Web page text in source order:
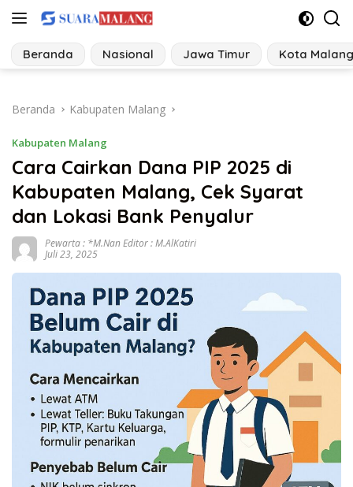
Langsung
konten
Beranda Nasional Jawa Timur Kota Malang
Beranda Kabupaten Malang
Kabupaten Malang
Cara Cairkan Dana PIP 2025 di
Kabupaten Malang, Cek Syarat
dan Lokasi Bank Penyalur
Pewarta : *M.Nan Editor : M.AlKatiri
Juli 23, 2025